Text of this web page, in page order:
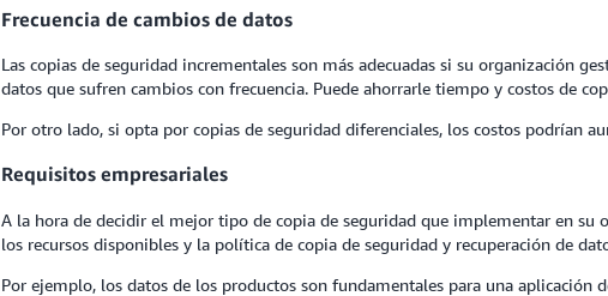
Frecuencia de cambios de datos
Las copias de seguridad incrementales son más adecuadas si su organización
datos que sufren cambios con frecuencia. Puede ahorrarle tiempo y costos de
Por otro lado, si opta por copias de seguridad diferenciales, los costos podrían
Requisitos empresariales
A la hora de decidir el mejor tipo de copia de seguridad que implementar en su
los recursos disponibles y la política de copia de seguridad y recuperación de
Por ejemplo, los datos de los productos son fundamentales para una aplicación